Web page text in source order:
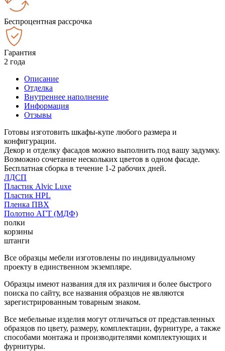
Беспроцентная рассрочка
Гарантия
2 года
Описание
Отделка
Внутреннее наполнение
Информация
Отзывы
Готовы изготовить шкафы-купе любого размера и
конфигурации.
Декор и отделку фасадов можно выполнить под вашу задумку.
Возможно сочетание нескольких цветов в одном фасаде.
Бесплатная сборка в течение 1-2 рабочих дней.
ЛДСП
Пластик Alvic Luxe
Пластик HPL
Пленка ПВХ
Полотно АГТ (МДФ)
полки
корзины
штанги
Все образцы мебели изготовлены по индивидуальному
проекту в единственном экземпляре.
Образцы имеют названия для их различия и более быстрого
поиска по сайту, все названия образцов не являются
зарегистрированным товарным знаком.
Все мебельные изделия могут отличаться от представленных
образцов по цвету, размеру, комплектации, фурнитуре, а также
способами монтажа и производителями комплектующих и
фурнитуры.